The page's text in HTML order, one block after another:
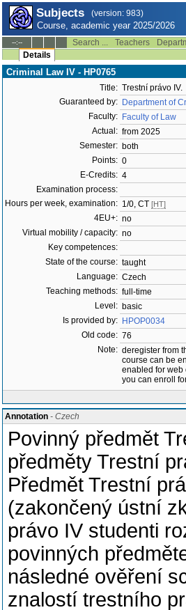
Subjects (version: 983)
Course, academic year 2025/2026
--:-- Search ... Teachers
Details
Criminal Law IV - HP0765
Title: Trestní právo IV.
Guaranteed by: Department of
Faculty: Faculty of Law
Actual: from 2025
Semester: both
Points: 0
E-Credits: 4
Examination process:
Hours per week, examination: 1/0, CT [HT]
4EU+: no
Virtual mobility / capacity: no
Key competences:
State of the course: taught
Language: Czech
Teaching methods: full-time
Level: basic
Is provided by: HPOP0034
Old code: 76
Note: deregister from
course can be
enabled for web
you can enroll
Annotation - Czech
Povinný předmět
předměty Trestní
Předmět Trestní
(zakončený ústní
právo IV studenti
povinných
následné ověření
znalostí trestního